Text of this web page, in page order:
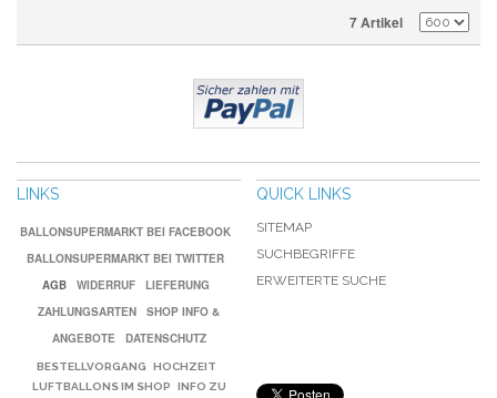
7 Artikel
LINKS
BALLONSUPERMARKT BEI FACEBOOK
BALLONSUPERMARKT BEI TWITTER
AGB
WIDERRUF
LIEFERUNG
ZAHLUNGSARTEN
SHOP INFO &
ANGEBOTE
DATENSCHUTZ
BESTELLVORGANG
HOCHZEIT
LUFTBALLONS IM SHOP
INFO ZU
QUICK LINKS
SITEMAP
SUCHBEGRIFFE
ERWEITERTE SUCHE